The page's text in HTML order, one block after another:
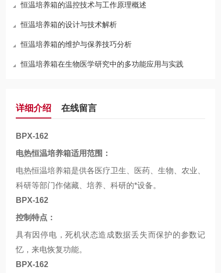
恒温培养箱的温控技术与工作原理概述
恒温培养箱的设计与技术解析
恒温培养箱的维护与保养技巧分析
恒温培养箱在生物医学研究中的多功能应用与实践
详细介绍 在线留言
BPX-162
电热恒温培养箱适用范围：
电热恒温培养箱是供各医疗卫生、医药、生物、农业、
科研等部门作储藏、培养、科研的*设备。
BPX-162
控制特点：
具有因停电，死机状态造成数据丢失而保护的参数记
忆，来电恢复功能。
BPX-162